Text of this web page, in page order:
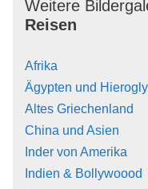
Weitere
Reisen
Afrika
Ägypten und
Altes Griechenland
China und Asien
Inder von Amerika
Indien & Bollywoood